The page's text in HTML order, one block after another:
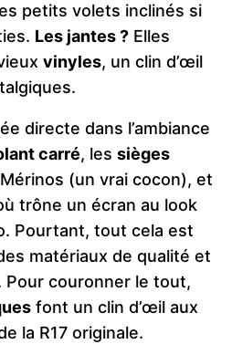
petits volets inclinés si
Les jantes ? Elles
vinyles, un clin d’œil
directe dans l’ambiance
carré, les sièges
Mérinos (un vrai cocon), et
trône un écran au look
Pourtant, tout cela est
matériaux de qualité et
couronner le tout,
font un clin d’œil aux
la R17 originale​.